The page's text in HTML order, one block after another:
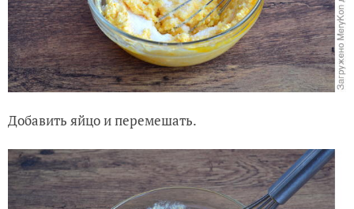
Добавить яйцо и перемешать.